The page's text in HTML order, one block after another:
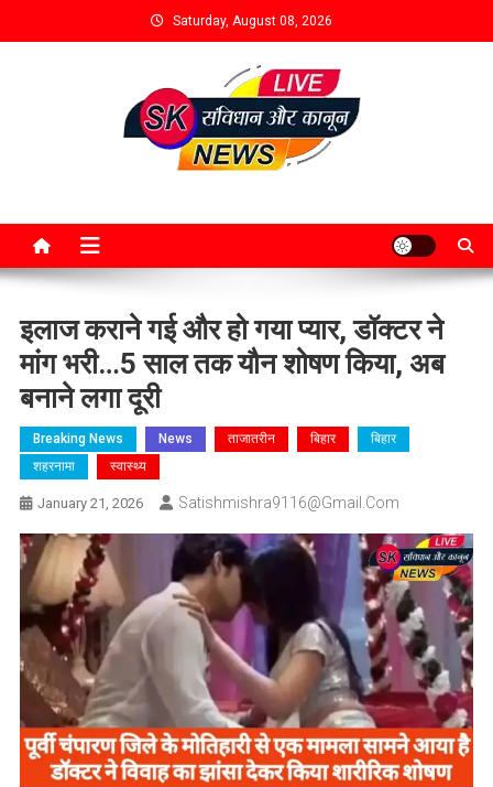
Saturday, August 08, 2026
इलाज कराने गई और हो गया प्यार, डॉक्टर ने
मांग भरी…5 साल तक यौन शोषण किया, अब
बनाने लगा दूरी
Breaking News News ताजातरीन बिहार
बिहार
शहरनामा
स्वास्थ्य
January 21, 2026 Satishmishra9116@gmail.com